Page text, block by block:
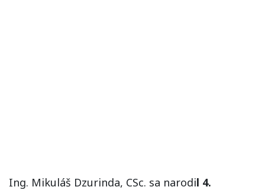
Ing. Mikuláš Dzurinda, CSc. sa narodil 4.